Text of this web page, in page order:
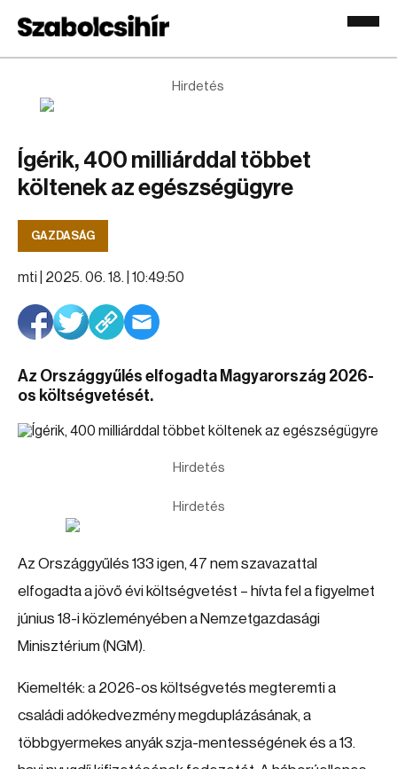
Hirdetés
Ígérik, 400 milliárddal többet
költenek az egészségügyre
GAZDASÁG
mti | 2025. 06. 18. | 10:49:50
Az Országgyűlés elfogadta Magyarország 2026-
os költségvetését.
Hirdetés
Hirdetés
Az Országgyűlés 133 igen, 47 nem szavazattal
elfogadta a jövő évi költségvetést – hívta fel a figyelmet
június 18-i közleményében a Nemzetgazdasági
Minisztérium (NGM).
Kiemelték: a 2026-os költségvetés megteremti a
családi adókedvezmény megduplázásának, a
többgyermekes anyák szja-mentességének és a 13.